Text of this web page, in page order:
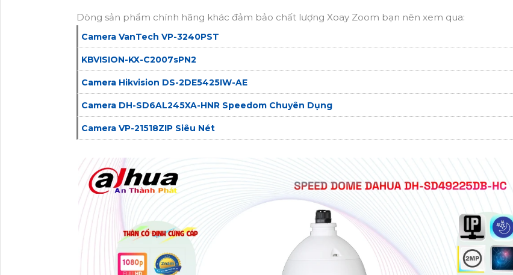
Dòng sản phẩm chính hãng khác đảm bảo chất lượng Xoay Zoom bạn nên xem qua:
Camera VanTech VP-3240PST
KBVISION-KX-C2007sPN2
Camera Hikvision DS-2DE5425IW-AE
Camera DH-SD6AL245XA-HNR Speedom Chuyên Dụng
Camera VP-21518ZIP Siêu Nét